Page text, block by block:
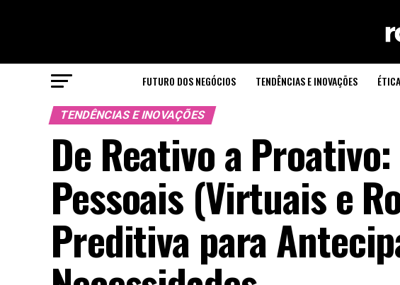
FUTURO DOS NEGÓCIOS TENDÊNCIAS E INOVAÇÕES
TENDÊNCIAS E INOVAÇÕES
De Reativo a
Pessoais (Virtuais e
Preditiva para